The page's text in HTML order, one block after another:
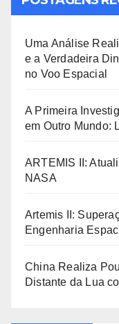
Uma Análise
e a Verdadeira
no Voo Espacial
A Primeira
em Outro Mundo:
ARTEMIS II:
NASA
Artemis II:
Engenharia
China Realiza
Distante da Lua